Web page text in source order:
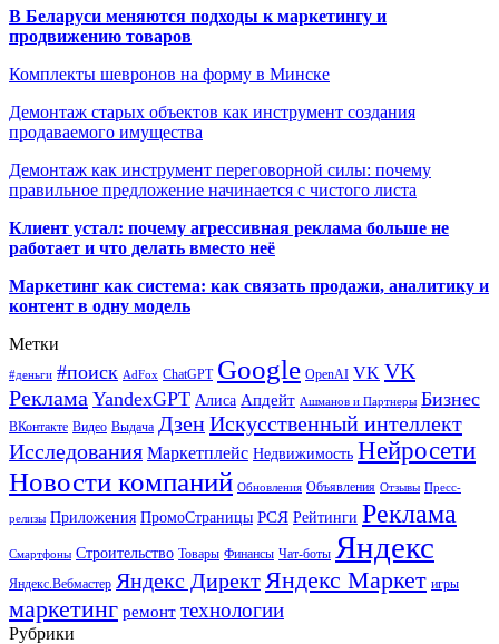
В Беларуси меняются подходы к маркетингу и
продвижению товаров
Комплекты шевронов на форму в Минске
Демонтаж старых объектов как инструмент создания
продаваемого имущества
Демонтаж как инструмент переговорной силы: почему
правильное предложение начинается с чистого листа
Клиент устал: почему агрессивная реклама больше не
работает и что делать вместо неё
Маркетинг как система: как связать продажи, аналитику и
контент в одну модель
Метки
#деньги #поиск AdFox ChatGPT Google OpenAI VK VK
Реклама YandexGPT Алиса Апдейт Ашманов и Партнеры Бизнес
ВКонтакте Видео Выдача ДзенИскусственный интеллект
Исследования Маркетплейс Недвижимость Нейросети
Новости компаний Обновления Объявления Отзывы Пресс-
релизы Приложения ПромоСтраницы РСЯ Рейтинги Реклама
Смартфоны Строительство Товары Финансы Чат-боты Яндекс
Яндекс.Вебмастер Яндекс Директ Яндекс Маркет игры
маркетинг ремонт технологии
Рубрики